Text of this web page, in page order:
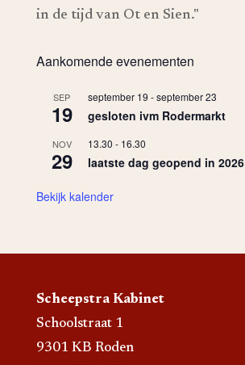
in de tijd van Ot en Sien."
Aankomende evenementen
SEP
19
september 19 -september 23
gesloten ivm Rodermarkt
NOV
29
13.30 - 16.30
laatste dag geopend in 2026
Bekijk kalender
Scheepstra Kabinet
Schoolstraat 1
9301 KB Roden